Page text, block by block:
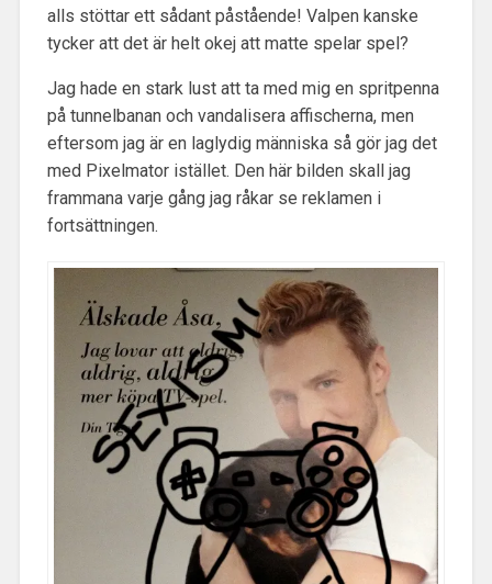
alls stöttar ett sådant påstående! Valpen kanske
tycker att det är helt okej att matte spelar spel?
Jag hade en stark lust att ta med mig en spritpenna
på tunnelbanan och vandalisera affischerna, men
eftersom jag är en laglydig människa så gör jag det
med Pixelmator istället. Den här bilden skall jag
frammana varje gång jag råkar se reklamen i
fortsättningen.